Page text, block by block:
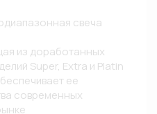
свеча
из доработанных
Super, Extra и Platin
ее
современных